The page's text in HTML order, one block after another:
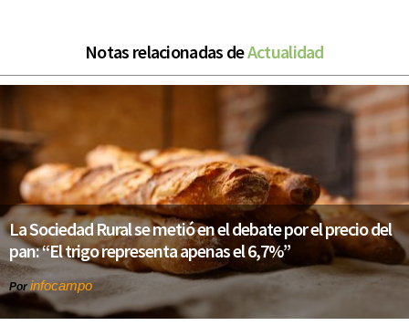
Notas relacionadas deActualidad
La Sociedad Rural se metió en el debate por el precio del
pan: “El trigo representa apenas el 6,7%”
Por infocampo